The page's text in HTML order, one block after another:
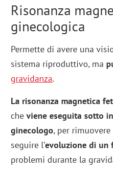
Risonanza
ginecologica
Permette di avere una
sistema riproduttivo, ma
gravidanza.
La risonanza magnetica
cheviene eseguita sotto
ginecologo, per
seguire l’evoluzione di un
problemi durante la